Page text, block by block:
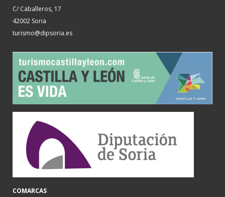
C/ Caballeros, 17
42002 Soria
turismo@dipsoria.es
COMARCAS